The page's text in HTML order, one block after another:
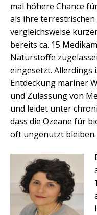
mal höhere Chance
als ihre
vergleichsweise
bereits ca. 15
Naturstoffe
eingesetzt. Allerdings
Entdeckung mariner
und Zulassung von
und leidet unter
dass die Ozeane für
oft ungenutzt bleiben.